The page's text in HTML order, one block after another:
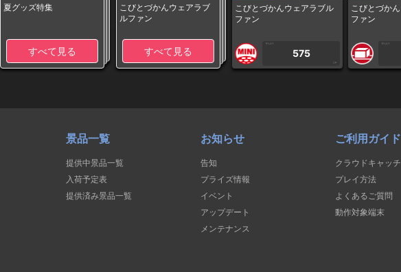
夏グッズ特集
すべて見る
こびとづかんウェアラブ
ルファン
すべて見る
こびとづかんウェアラブル
ファン
1PLAY
575
CP
こびとづか
ファン
1PLAY
景品一覧
提供中景品一覧
入荷予定表
提供済み景品一覧
お知らせ
告知
プライズ情報
イベント
アップデート
メンテナンス
ご利用ガイド
クラウドキャッ
プレイ方法
よくあるご質問
動作対象端末